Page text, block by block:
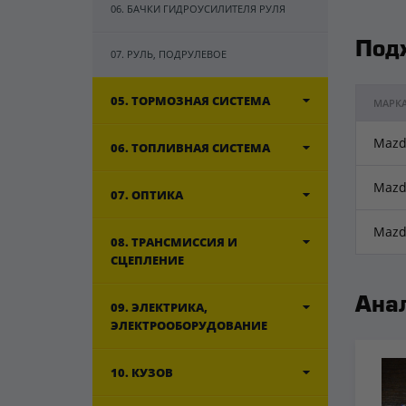
06. БАЧКИ ГИДРОУСИЛИТЕЛЯ РУЛЯ
07. РУЛЬ, ПОДРУЛЕВОЕ
05. ТОРМОЗНАЯ СИСТЕМА
06. ТОПЛИВНАЯ СИСТЕМА
07. ОПТИКА
08. ТРАНСМИССИЯ И
СЦЕПЛЕНИЕ
09. ЭЛЕКТРИКА,
ЭЛЕКТРООБОРУДОВАНИЕ
10. КУЗОВ